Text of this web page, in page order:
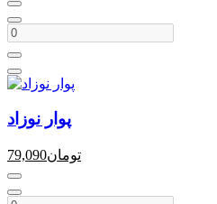
پوار نوزاد
79,090تومان